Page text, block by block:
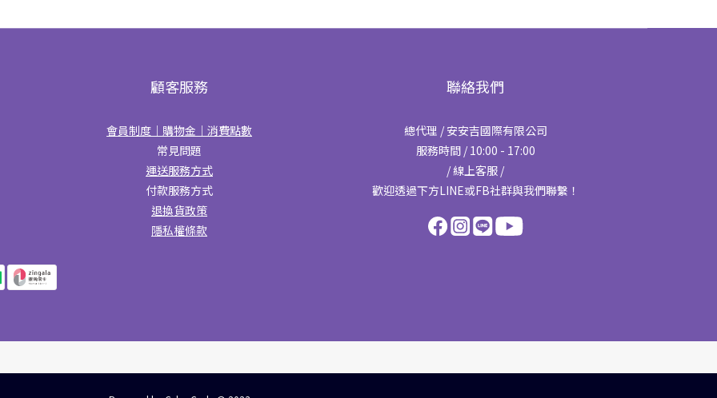
顧客服務
會員制度｜購物金｜消費點數
常見問題
運送服務方式
付款服務方式
退換貨政策
隱私權條款
聯絡我們
總代理 / 安安吉國際有限公司
服務時間 / 10:00 - 17:00
/ 線上客服 /
歡迎透過下方LINE或FB社群與我們聯繫！